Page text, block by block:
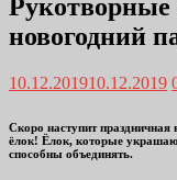
Рукотворные
новогодний
10.12.201910.12.2019
Скоро наступит
ёлок! Ёлок, которые
способны объединять.